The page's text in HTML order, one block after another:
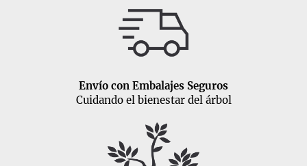
Envío con Embalajes Seguros
Cuidando el bienestar del árbol